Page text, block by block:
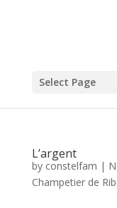
Select Page
L’argent
by constelfam |
Champetier de